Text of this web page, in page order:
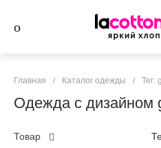
Главная / Каталог одежды / Тег:
Одежда с дизайном
Товар